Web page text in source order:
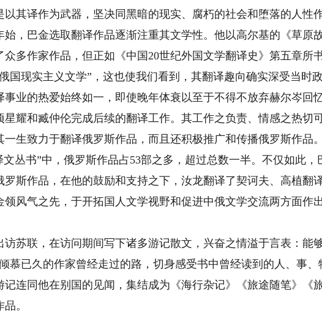
以其译作为武器，坚决同黑暗的现实、腐朽的社会和堕落的人性作
，巴金选取翻译作品逐渐注重其文学性。他以高尔基的《草原
众多作家作品，但正如《中国20世纪外国文学翻译史》第五章所
国现实主义文学”，这也使我们看到，其翻译趣向确实深受当时
事业的热爱始终如一，即使晚年体衰以至于不得不放弃赫尔岑回
耀和臧仲伦完成后续的翻译工作。其工作之负责、情感之热切可
致力于翻译俄罗斯作品，而且还积极推广和传播俄罗斯作品
文丛书”中，俄罗斯作品占53部之多，超过总数一半。不仅如此，
罗斯作品，在他的鼓励和支持之下，汝龙翻译了契诃夫、高植翻
风气之先，于开拓国人文学视野和促进中俄文学交流两方面作
联，在访问期间写下诸多游记散文，兴奋之情溢于言表：能
慕已久的作家曾经走过的路，切身感受书中曾经读到的人、事、
记连同他在别国的见闻，集结成为《海行杂记》《旅途随笔》《
。